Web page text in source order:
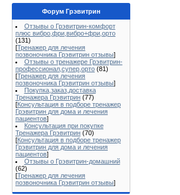
Форум Грэвитрин
Отзывы о Грэвитрин-комфорт
плюс вибро,фри,вибро+фри,орто
(131)
[Тренажер для лечения
позвоночника Грэвитрин отзывы]
Отзывы о тренажере Грэвитрин-
профессионал,супер,орто (81)
[Тренажер для лечения
позвоночника Грэвитрин отзывы]
Покупка,заказ,доставка
Тренажера Грэвитрин (77)
[Консультация в подборе тренажер
Грэвитрин для дома и лечения
пациентов]
Консультация при покупке
Тренажера Грэвитрин (70)
[Консультация в подборе тренажер
Грэвитрин для дома и лечения
пациентов]
Отзывы о Грэвитрин-домашний
(62)
[Тренажер для лечения
позвоночника Грэвитрин отзывы]